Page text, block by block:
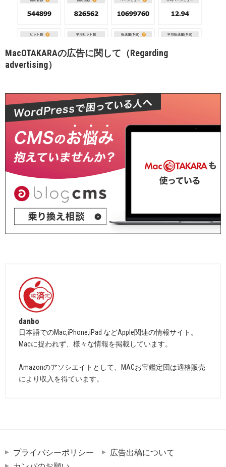
MacOTAKARAの広告に関して（Regarding
advertising）
danbo
日本語でのMac,iPhone,iPad などApple関連の情報サイト。
Macに捉われず、様々な情報を掲載しています。
Amazonのアソシエイトとして、MACお宝鑑定団は適格販売
により収入を得ています。
プライバシーポリシー
広告出稿について